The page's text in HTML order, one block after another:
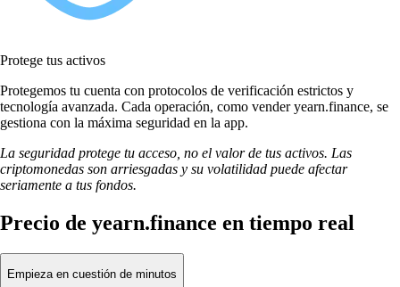
Protege tus activos
Protegemos tu cuenta con protocolos de verificación estrictos y
tecnología avanzada. Cada operación, como vender yearn.finance, se
gestiona con la máxima seguridad en la app.
La seguridad protege tu acceso, no el valor de tus activos. Las
criptomonedas son arriesgadas y su volatilidad puede afectar
seriamente a tus fondos.
Precio de yearn.finance en tiempo real
Empieza en cuestión de minutos